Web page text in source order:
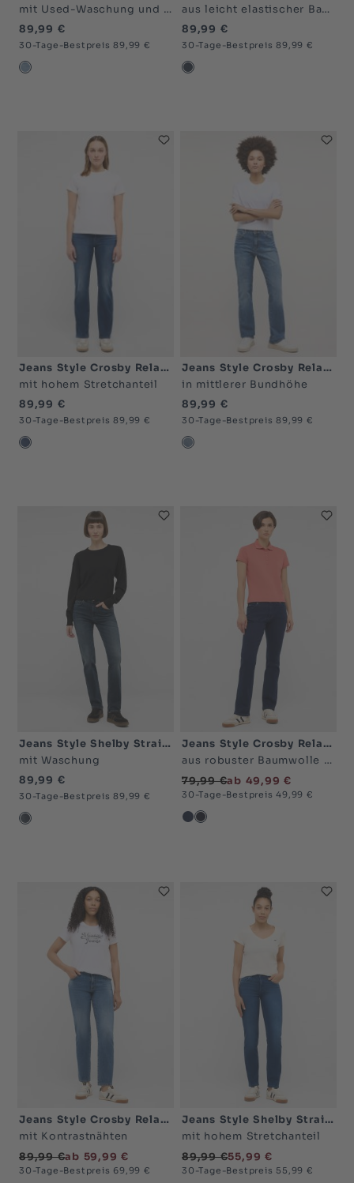
mit Used-Waschung und angedeuteten Tragefalten
89,99 €
30-Tage-Bestpreis 89,99 €
blau hell-5000
aus leicht elastischer Baumwollmischung
89,99 €
30-Tage-Bestpreis 89,99 €
blau dunkel-5000
Jeans Style Crosby Relaxed Straight
mit hohem Stretchanteil
89,99 €
30-Tage-Bestpreis 89,99 €
blau mittel-5000
Jeans Style Crosby Relaxed Straight
in mittlerer Bundhöhe
89,99 €
30-Tage-Bestpreis 89,99 €
dunkelblau-5000
Jeans Style Shelby Straight
mit Waschung
89,99 €
30-Tage-Bestpreis 89,99 €
blau dunkel-5000
Jeans Style Crosby Relaxed Straight
aus robuster Baumwolle mit Stretchanteil
ab 49,99 €
79,99 €
30-Tage-Bestpreis 49,99 €
blau dunkel-5000
blau sehr dunkel-
Jeans Style Crosby Relaxed Straight
mit Kontrastnähten
ab 59,99 €
89,99 €
30-Tage-Bestpreis 69,99 €
Jeans Style Shelby Straight
mit hohem Stretchanteil
55,99 €
89,99 €
30-Tage-Bestpreis 55,99 €